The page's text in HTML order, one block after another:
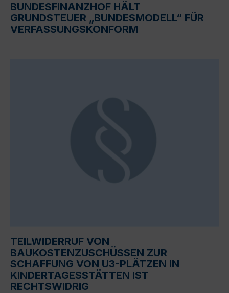
BUNDESFINANZHOF HÄLT
GRUNDSTEUER „BUNDESMODELL“ FÜR
VERFASSUNGSKONFORM
TEILWIDERRUF VON
BAUKOSTENZUSCHÜSSEN ZUR
SCHAFFUNG VON U3-PLÄTZEN IN
KINDERTAGESSTÄTTEN IST
RECHTSWIDRIG